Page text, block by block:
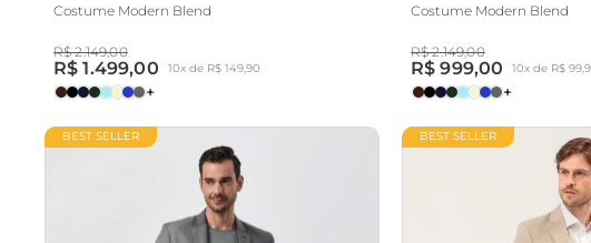
Costume Modern Blend
R$ 2.149,00
R$ 1.499,00 10x de R$ 149,90
+
Costume Modern Blend
R$ 2.149,00
R$ 999,00 10x de R$
+
BEST SELLER BEST SELLER